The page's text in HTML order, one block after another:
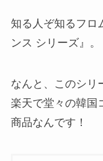
知る人ぞ知るフロ
ンス シリーズ』。
なんと、このシリ
楽天で堂々の韓国
商品なんです！